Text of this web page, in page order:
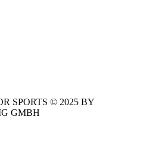
SPORTS © 2025 BY
GMBH